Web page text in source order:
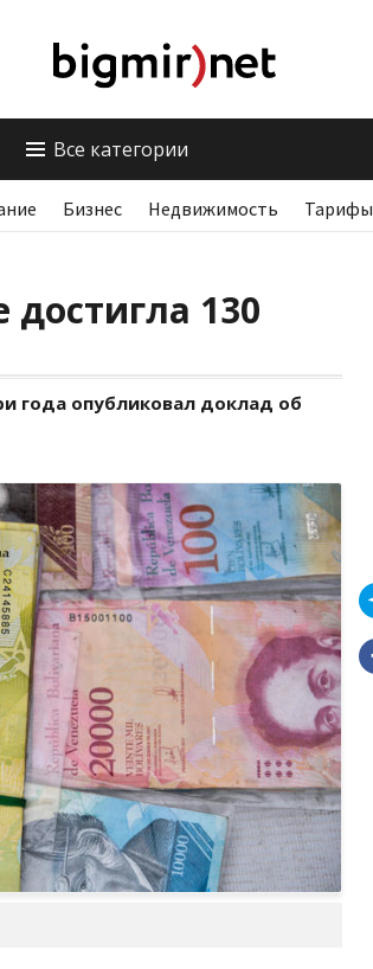
Все категории
Бизнес Недвижимость Тарифы
130
года опубликовал доклад об